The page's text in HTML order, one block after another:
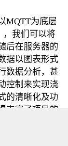
MQTT为底层
，我们可以将
后在服务器的
据以图表形式
数据分析，甚
控制来实现浇
的清晰化及功
丰富了项目的